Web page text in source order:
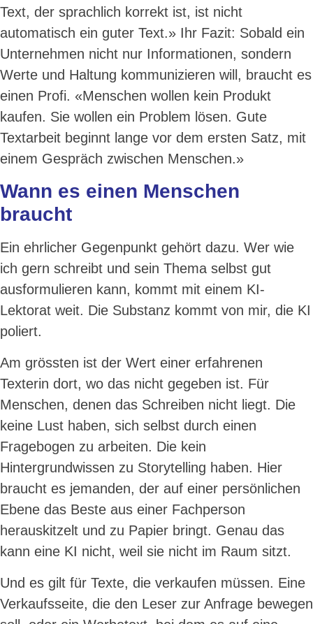
Text, der sprachlich korrekt ist, ist nicht
automatisch ein guter Text.» Ihr Fazit: Sobald ein
Unternehmen nicht nur Informationen, sondern
Werte und Haltung kommunizieren will, braucht es
einen Profi. «Menschen wollen kein Produkt
kaufen. Sie wollen ein Problem lösen. Gute
Textarbeit beginnt lange vor dem ersten Satz, mit
einem Gespräch zwischen Menschen.»
Wann es einen Menschen
braucht
Ein ehrlicher Gegenpunkt gehört dazu. Wer wie
ich gern schreibt und sein Thema selbst gut
ausformulieren kann, kommt mit einem KI-
Lektorat weit. Die Substanz kommt von mir, die KI
poliert.
Am grössten ist der Wert einer erfahrenen
Texterin dort, wo das nicht gegeben ist. Für
Menschen, denen das Schreiben nicht liegt. Die
keine Lust haben, sich selbst durch einen
Fragebogen zu arbeiten. Die kein
Hintergrundwissen zu Storytelling haben. Hier
braucht es jemanden, der auf einer persönlichen
Ebene das Beste aus einer Fachperson
herauskitzelt und zu Papier bringt. Genau das
kann eine KI nicht, weil sie nicht im Raum sitzt.
Und es gilt für Texte, die verkaufen müssen. Eine
Verkaufsseite, die den Leser zur Anfrage bewegen